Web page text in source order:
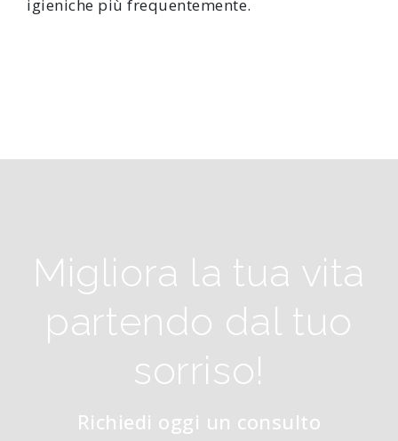
igieniche più frequentemente.
Migliora la tua vita
partendo dal tuo
sorriso!
Richiedi oggi un consulto